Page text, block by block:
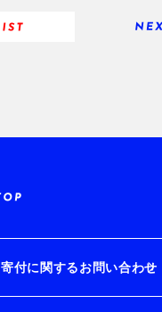
寄付に関するお問い合わせ